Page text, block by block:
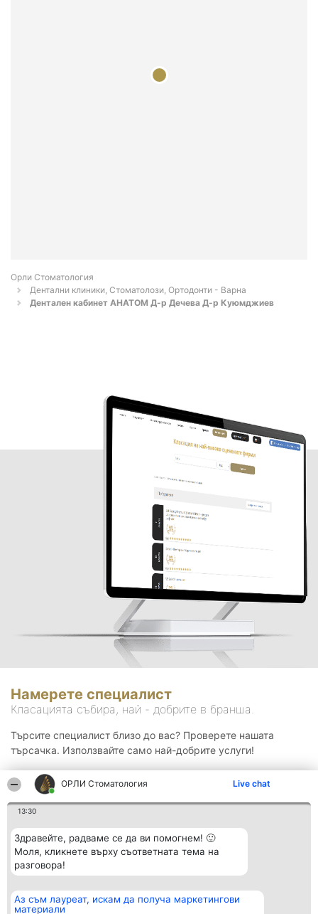
ОРЛИ Стоматология Live chat
13:30
Здравейте, радваме се да ви помогнем! 🙂
Моля, кликнете върху съответната тема на
разговора!
Аз съм лауреат, искам да получа маркетингови
материали
Орли Стоматология
Дентални клиники, Стоматолози, Ортодонти - Варна
Дентален кабинет АНАТОМ Д-р Дечева Д-р Куюмджиев
Намерете специалист
Класацията събира, най - добрите в бранша.
Търсите специалист близо до вас? Проверете нашата
търсачка. Използвайте само най-добрите услуги!
Организатор на
класиране
Класация Контакти